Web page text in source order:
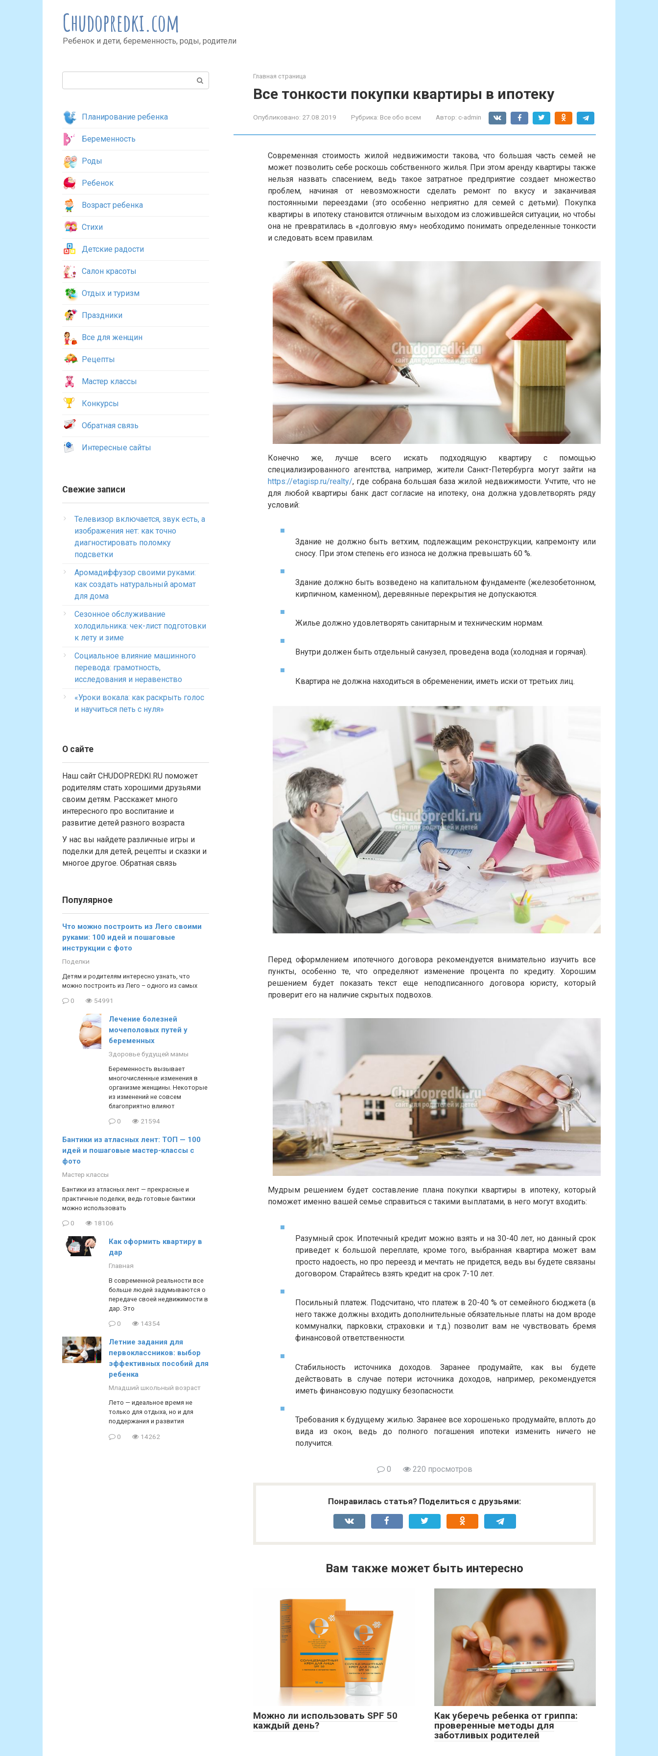
Chudopredki.com
Ребенок и дети, беременность, роды, родители
Главная страница
Все тонкости покупки квартиры в ипотеку
Опубликовано: 27.08.2019 Рубрика: Все обо всем Автор: c-admin
Современная стоимость жилой недвижимости такова, что большая часть семей не
может позволить себе роскошь собственного жилья. При этом аренду квартиры также
нельзя назвать спасением, ведь такое затратное предприятие создает множество
проблем, начиная от невозможности сделать ремонт по вкусу и заканчивая
постоянными переездами (это особенно неприятно для семей с детьми). Покупка
квартиры в ипотеку становится отличным выходом из сложившейся ситуации, но чтобы
она не превратилась в «долговую яму» необходимо понимать определенные тонкости
и следовать всем правилам.
Конечно же, лучше всего искать подходящую квартиру с помощью
специализированного агентства, например, жители Санкт-Петербурга могут зайти на
https://etagisp.ru/realty/, где собрана большая база жилой недвижимости. Учтите, что не
для любой квартиры банк даст согласие на ипотеку, она должна удовлетворять ряду
условий:
Здание не должно быть ветхим, подлежащим реконструкции, капремонту или
сносу. При этом степень его износа не должна превышать 60 %.
Здание должно быть возведено на капитальном фундаменте (железобетонном,
кирпичном, каменном), деревянные перекрытия не допускаются.
Жилье должно удовлетворять санитарным и техническим нормам.
Внутри должен быть отдельный санузел, проведена вода (холодная и горячая).
Квартира не должна находиться в обременении, иметь иски от третьих лиц.
Перед оформлением ипотечного договора рекомендуется внимательно изучить все
пункты, особенно те, что определяют изменение процента по кредиту. Хорошим
решением будет показать текст еще неподписанного договора юристу, который
проверит его на наличие скрытых подвохов.
Мудрым решением будет составление плана покупки квартиры в ипотеку, который
поможет именно вашей семье справиться с такими выплатами, в него могут входить:
Разумный срок. Ипотечный кредит можно взять и на 30-40 лет, но данный срок
приведет к большой переплате, кроме того, выбранная квартира может вам
просто надоесть, но про переезд и мечтать не придется, ведь вы будете связаны
договором. Старайтесь взять кредит на срок 7-10 лет.
Посильный платеж. Подсчитано, что платеж в 20-40 % от семейного бюджета (в
него также должны входить дополнительные обязательные платы на дом вроде
коммуналки, парковки, страховки и т.д.) позволит вам не чувствовать бремя
финансовой ответственности.
Стабильность источника доходов. Заранее продумайте, как вы будете
действовать в случае потери источника доходов, например, рекомендуется
иметь финансовую подушку безопасности.
Требования к будущему жилью. Заранее все хорошенько продумайте, вплоть до
вида из окон, ведь до полного погашения ипотеки изменить ничего не
получится.
0 220 просмотров
Понравилась статья? Поделиться с друзьями:
Вам также может быть интересно
Можно ли использовать SPF 50
каждый день?
Как уберечь ребенка от гриппа:
проверенные методы для
заботливых родителей
Планирование ребенка
Беременность
Роды
Ребенок
Возраст ребенка
Стихи
Детские радости
Салон красоты
Отдых и туризм
Праздники
Все для женщин
Рецепты
Мастер классы
Конкурсы
Обратная связь
Интересные сайты
Свежие записи
Телевизор включается, звук есть, а
изображения нет: как точно
диагностировать поломку
подсветки
Аромадиффузор своими руками:
как создать натуральный аромат
для дома
Сезонное обслуживание
холодильника: чек-лист подготовки
к лету и зиме
Социальное влияние машинного
перевода: грамотность,
исследования и неравенство
«Уроки вокала: как раскрыть голос
и научиться петь с нуля»
О сайте
Наш сайт CHUDOPREDKI.RU поможет
родителям стать хорошими друзьями
своим детям. Расскажет много
интересного про воспитание и
развитие детей разного возраста
У нас вы найдете различные игры и
поделки для детей, рецепты и сказки и
многое другое. Обратная связь
Популярное
Что можно построить из Лего своими
руками: 100 идей и пошаговые
инструкции с фото
Поделки
Детям и родителям интересно узнать, что
можно построить из Лего – одного из самых
0 54991
Лечение болезней
мочеполовых путей у
беременных
Здоровье будущей мамы
Беременность вызывает
многочисленные изменения в
организме женщины. Некоторые
из изменений не совсем
благоприятно влияют
0 21594
Бантики из атласных лент: ТОП — 100
идей и пошаговые мастер-классы с
фото
Мастер классы
Бантики из атласных лент — прекрасные и
практичные поделки, ведь готовые бантики
можно использовать
0 18106
Как оформить квартиру в
дар
Главная
В современной реальности все
больше людей задумываются о
передаче своей недвижимости в
дар. Это
0 14354
Летние задания для
первоклассников: выбор
эффективных пособий для
ребенка
Младший школьный возраст
Лето — идеальное время не
только для отдыха, но и для
поддержания и развития
0 14262